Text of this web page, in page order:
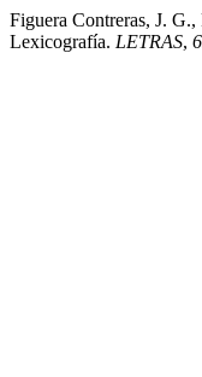
Figuera Contreras, J.
Lexicografía. LETRAS,